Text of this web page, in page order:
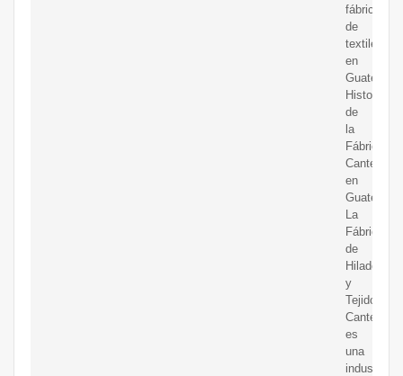
fábrica
de
textiles
en
Historia
de
la
Fábrica
Cantel
en
Guatemala
La
Fábrica
de
Hilados
y
Tejidos
Cantel
es
una
industria